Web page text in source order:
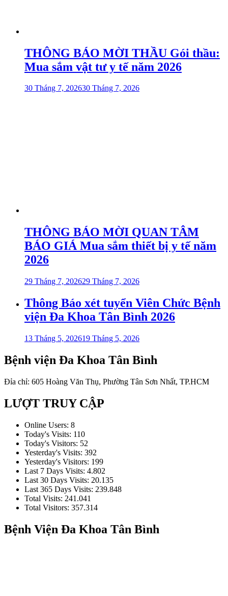
THÔNG BÁO MỜI THẦU Gói thầu:
Mua sắm vật tư y tế năm 2026
30 Tháng 7, 202630 Tháng 7, 2026
THÔNG BÁO MỜI QUAN TÂM
BÁO GIÁ Mua sắm thiết bị y tế năm
2026
29 Tháng 7, 202629 Tháng 7, 2026
Thông Báo xét tuyển Viên Chức Bệnh
viện Đa Khoa Tân Bình 2026
13 Tháng 5, 202619 Tháng 5, 2026
Bệnh viện Đa Khoa Tân Bình
Đỉa chỉ: 605 Hoàng Văn Thụ, Phường Tân Sơn Nhất, TP.HCM
LƯỢT TRUY CẬP
Online Users: 8
Today's Visits: 110
Today's Visitors: 52
Yesterday's Visits: 392
Yesterday's Visitors: 199
Last 7 Days Visits: 4.802
Last 30 Days Visits: 20.135
Last 365 Days Visits: 239.848
Total Visits: 241.041
Total Visitors: 357.314
Bệnh Viện Đa Khoa Tân Bình